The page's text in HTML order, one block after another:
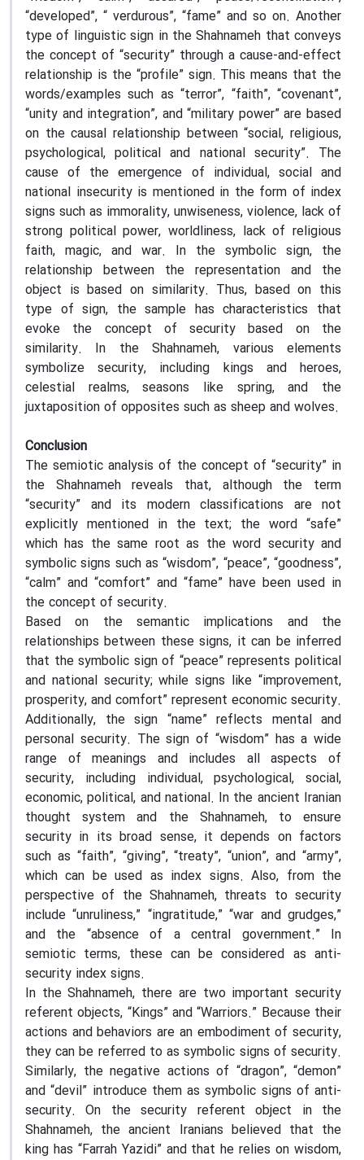
“developed”, “ verdurous”, “fame” and so on. Another
type of linguistic sign in the Shahnameh that conveys
the concept of “security” through a cause-and-effect
relationship is the “profile” sign. This means that the
words/examples such as “terror”, “faith”, “covenant”,
“unity and integration”, and “military power” are based
on the causal relationship between “social, religious,
psychological, political and national security”. The
cause of the emergence of individual, social and
national insecurity is mentioned in the form of index
signs such as immorality, unwiseness, violence, lack of
strong political power, worldliness, lack of religious
faith, magic, and war. In the symbolic sign, the
relationship between the representation and the
object is based on similarity. Thus, based on this
type of sign, the sample has characteristics that
evoke the concept of security based on the
similarity. In the Shahnameh, various elements
symbolize security, including kings and heroes,
celestial realms, seasons like spring, and the
juxtaposition of opposites such as sheep and wolves.
Conclusion
The semiotic analysis of the concept of “security” in
the Shahnameh reveals that, although the term
“security” and its modern classifications are not
explicitly mentioned in the text; the word “safe”
which has the same root as the word security and
symbolic signs such as “wisdom”, “peace”, “goodness”,
“calm” and “comfort” and “fame” have been used in
the concept of security.
Based on the semantic implications and the
relationships between these signs, it can be inferred
that the symbolic sign of “peace” represents political
and national security; while signs like “improvement,
prosperity, and comfort” represent economic security.
Additionally, the sign “name” reflects mental and
personal security. The sign of “wisdom” has a wide
range of meanings and includes all aspects of
security, including individual, psychological, social,
economic, political, and national. In the ancient Iranian
thought system and the Shahnameh, to ensure
security in its broad sense, it depends on factors
such as “faith”, “giving”, “treaty”, “union”, and “army”,
which can be used as index signs. Also, from the
perspective of the Shahnameh, threats to security
include “unruliness,” “ingratitude,” “war and grudges,”
and the “absence of a central government.” In
semiotic terms, these can be considered as anti-
security index signs.
In the Shahnameh, there are two important security
referent objects, “Kings” and “Warriors.” Because their
actions and behaviors are an embodiment of security,
they can be referred to as symbolic signs of security.
Similarly, the negative actions of “dragon”, “demon”
and “devil” introduce them as symbolic signs of anti-
security. On the security referent object in the
Shahnameh, the ancient Iranians believed that the
king has “Farrah Yazidi” and that he relies on wisdom,